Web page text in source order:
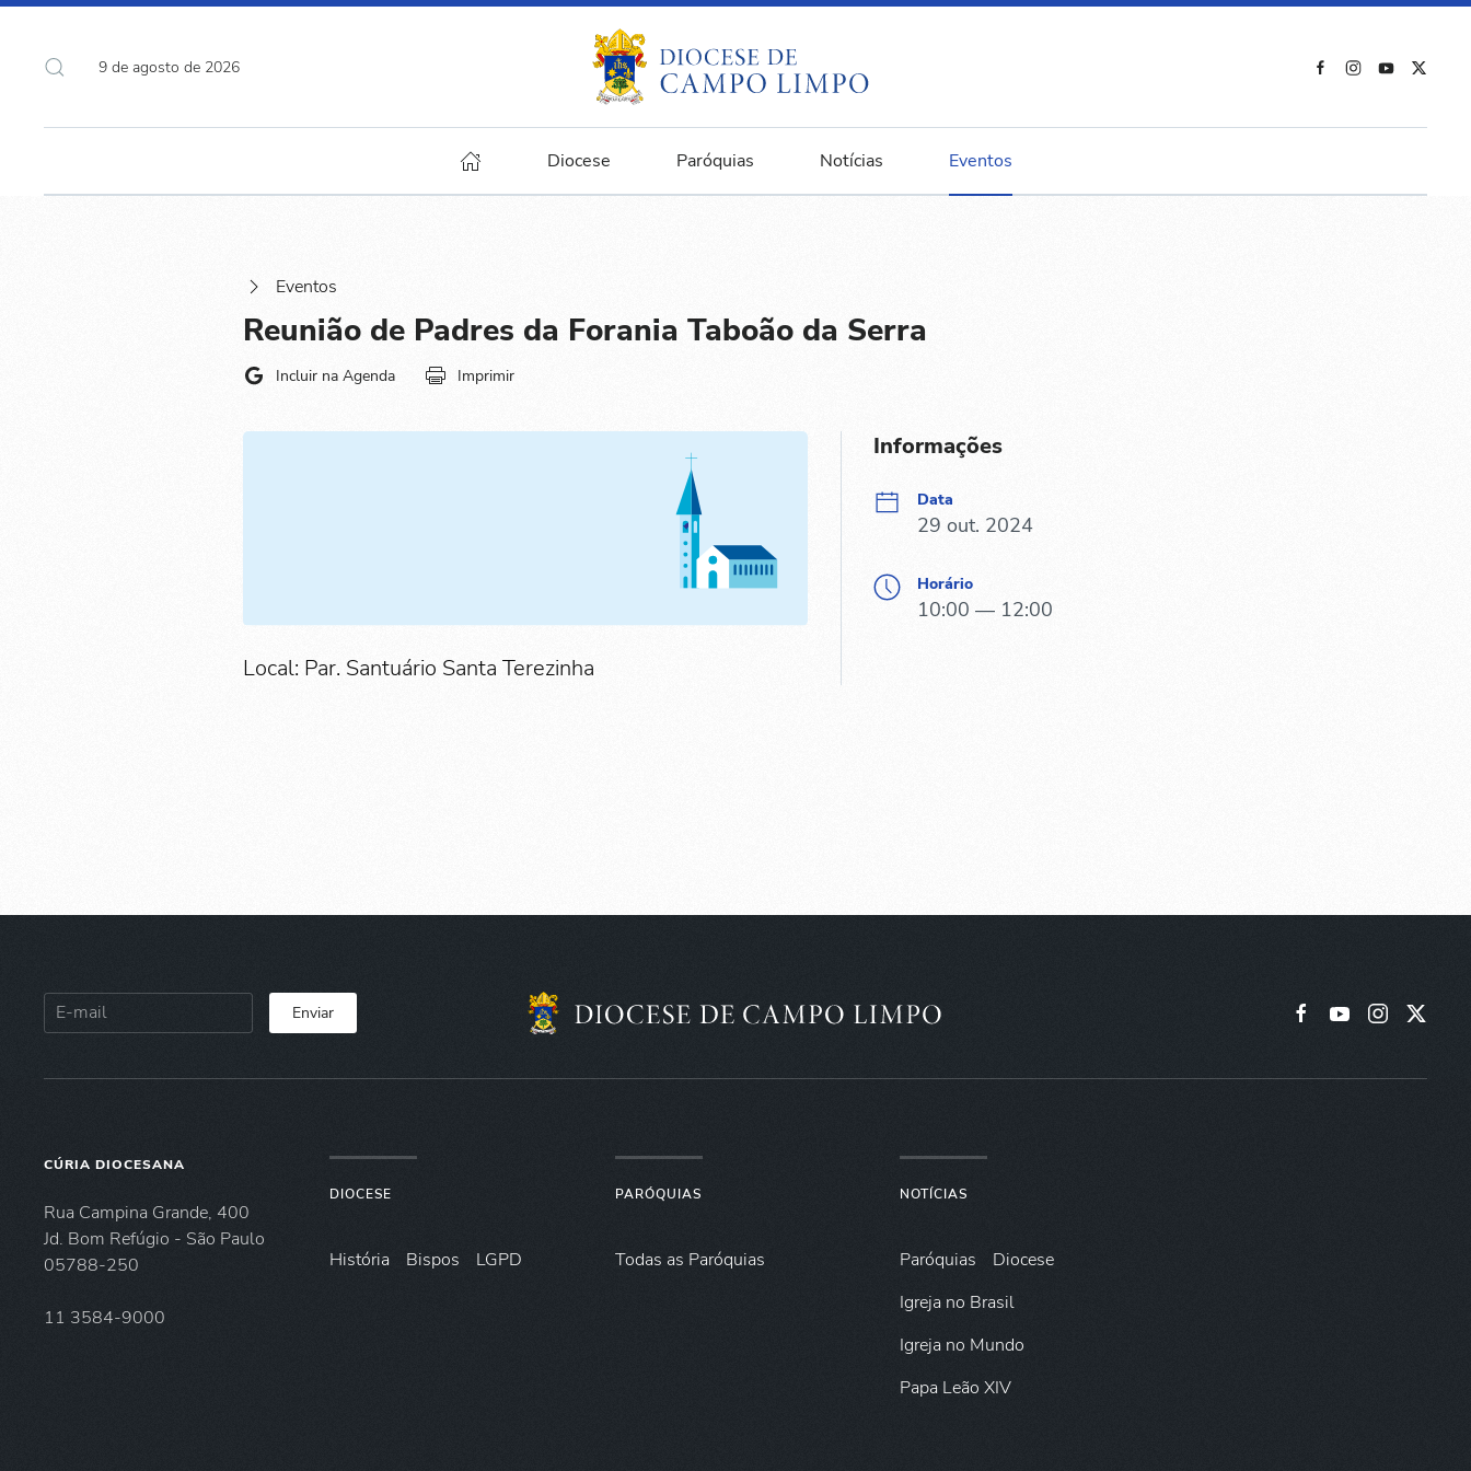
9 de agosto de 2026
Diocese Paróquias Notícias Eventos
Eventos
Reunião de Padres da Forania Taboão da Serra
Incluir na Agenda Imprimir
Local: Par. Santuário Santa Terezinha
Informações
Data
29 out. 2024
Horário
10:00 — 12:00
Enviar
CÚRIA DIOCESANA
Rua Campina Grande, 400
Jd. Bom Refúgio - São Paulo
05788-250
11 3584-9000
DIOCESE
História Bispos LGPD
PARÓQUIAS
Todas as Paróquias
NOTÍCIAS
Paróquias
Diocese
Igreja no Brasil
Igreja no Mundo
Papa Leão XIV